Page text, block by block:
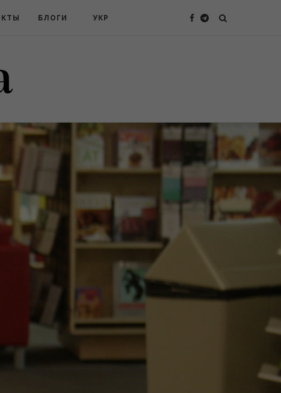
БЛОГИ УКР